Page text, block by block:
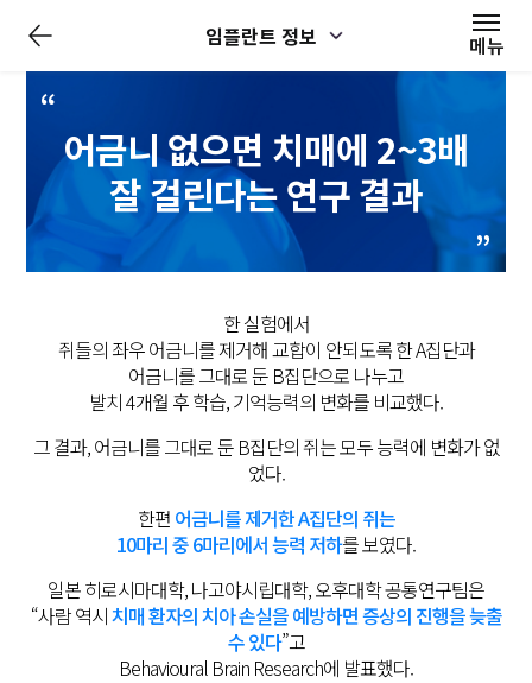
임플란트 정보 메뉴
어금니 없으면 치매에 2~3배
잘 걸린다는 연구 결과
한 실험에서
쥐들의 좌우 어금니를 제거해 교합이 안되도록 한 A집단과
어금니를 그대로 둔 B집단으로 나누고
발치 4개월 후 학습, 기억능력의 변화를 비교했다.
그 결과, 어금니를 그대로 둔 B집단의 쥐는 모두 능력에 변화가 없
었다.
한편 어금니를 제거한 A집단의 쥐는
10마리 중 6마리에서 능력 저하를 보였다.
일본 히로시마대학, 나고야시립대학, 오후대학 공통연구팀은
“사람 역시치매 환자의 치아 손실을 예방하면 증상의 진행을 늦출
수 있다”고
Behavioural Brain Research에 발표했다.